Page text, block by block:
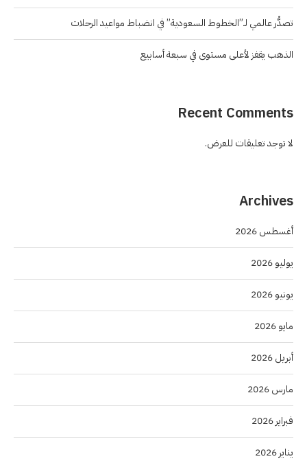
تصدُّر عالمي لـ”الخطوط السعودية” في انضباط مواعيد الرحلات
الذهب يقفز لأعلى مستوى في سبعة أسابيع
Recent Comments
لا توجد تعليقات للعرض.
Archives
أغسطس 2026
يوليو 2026
يونيو 2026
مايو 2026
أبريل 2026
مارس 2026
فبراير 2026
يناير 2026